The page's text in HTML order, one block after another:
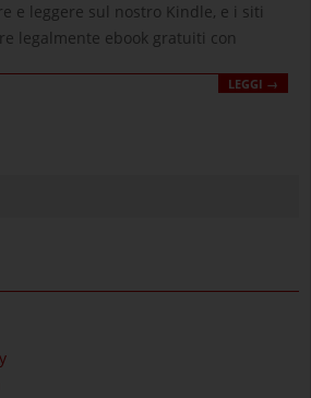
e leggere sul nostro Kindle, e i siti
legalmente ebook gratuiti con
LEGGI →